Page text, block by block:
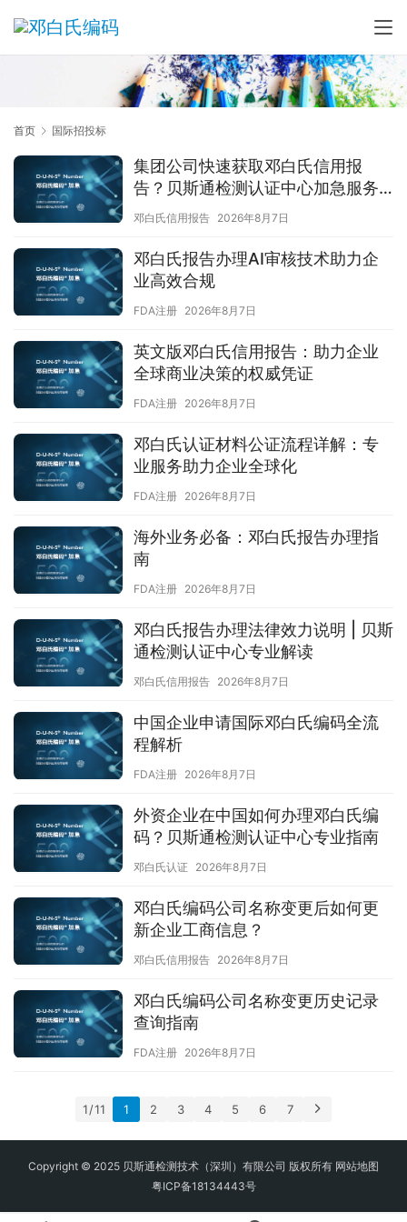
首页 国际招投标
集团公司快速获取邓白氏信用报
告？贝斯通检测认证中心加急服务
解您燃眉之急
邓白氏信用报告 2026年8月7日
邓白氏报告办理AI审核技术助力企
业高效合规
FDA注册 2026年8月7日
英文版邓白氏信用报告：助力企业
全球商业决策的权威凭证
FDA注册 2026年8月7日
邓白氏认证材料公证流程详解：专
业服务助力企业全球化
FDA注册 2026年8月7日
海外业务必备：邓白氏报告办理指
南
FDA注册 2026年8月7日
邓白氏报告办理法律效力说明 | 贝斯
通检测认证中心专业解读
邓白氏信用报告 2026年8月7日
中国企业申请国际邓白氏编码全流
程解析
FDA注册 2026年8月7日
外资企业在中国如何办理邓白氏编
码？贝斯通检测认证中心专业指南
邓白氏认证 2026年8月7日
邓白氏编码公司名称变更后如何更
新企业工商信息？
邓白氏信用报告 2026年8月7日
邓白氏编码公司名称变更历史记录
查询指南
FDA注册 2026年8月7日
1 / 11 1 2 3 4 5 6 7
Copyright © 2025 贝斯通检测技术（深圳）有限公司 版权所有 网站地图
粤ICP备18134443号